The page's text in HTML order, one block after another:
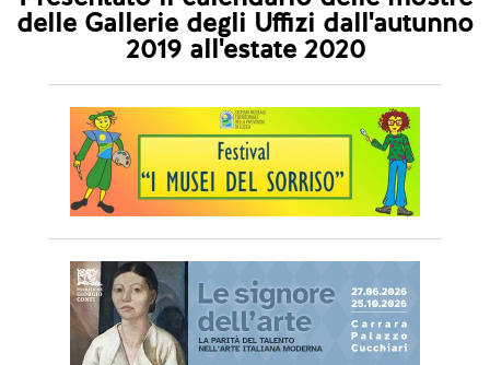
delle Gallerie degli Uffizi dall'autunno
2019 all'estate 2020